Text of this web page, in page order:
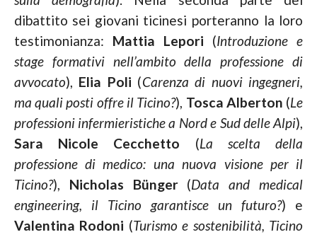
dibattito sei giovani ticinesi porteranno la loro
testimonianza: Mattia Lepori (Introduzione e
stage formativi nell’ambito della professione di
avvocato), Elia Poli (Carenza di nuovi ingegneri,
ma quali posti offre il Ticino?), Tosca Alberton (Le
professioni infermieristiche a Nord e Sud delle Alpi),
Sara Nicole Cecchetto (La scelta della
professione di medico: una nuova visione per il
Ticino?), Nicholas Bünger(Data and medical
engineering, il Ticino garantisce un futuro?) e
Valentina Rodoni (Turismo e sostenibilità, Ticino